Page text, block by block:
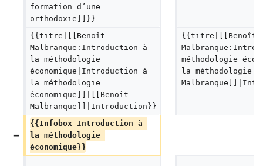
formation d’une
orthodoxie]]}}
{{titre|[[Benoît
Malbranque:Introduction à
la méthodologie
économique|Introduction à
la méthodologie
économique]]|[[Benoît
Malbranque]]|Introduction}}
{{titre|[[Benoît
méthodologie
la méthodologie
{{Infobox Introduction à
la méthodologie
économique}}